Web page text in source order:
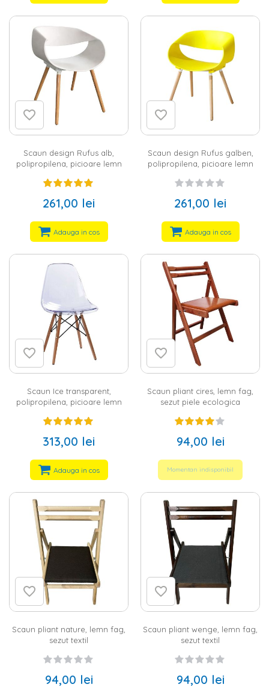
Scaun design Rufus alb,
polipropilena, picioare lemn
261,00 lei
Adauga in cos
Scaun design Rufus galben,
polipropilena, picioare lemn
261,00 lei
Adauga in cos
Scaun Ice transparent,
polipropilena, picioare lemn
313,00 lei
Adauga in cos
Scaun pliant cires, lemn fag,
sezut piele ecologica
94,00 lei
Momentan indisponibil
Scaun pliant nature, lemn fag,
sezut textil
94,00 lei
Scaun pliant wenge, lemn fag,
sezut textil
94,00 lei